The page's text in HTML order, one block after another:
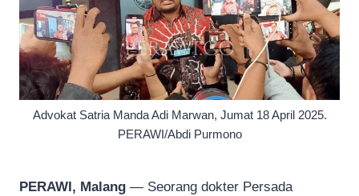
Advokat Satria Manda Adi Marwan, Jumat 18 April 2025.
PERAWI/Abdi Purmono
PERAWI, Malang — Seorang dokter Persada